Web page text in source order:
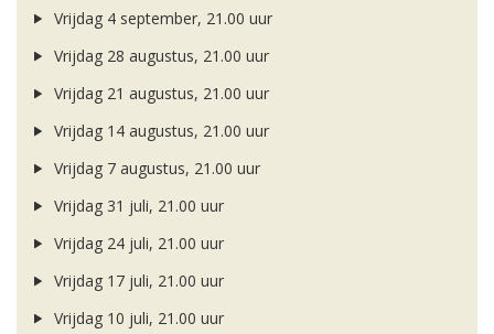
Vrijdag 4 september, 21.00 uur
Vrijdag 28 augustus, 21.00 uur
Vrijdag 21 augustus, 21.00 uur
Vrijdag 14 augustus, 21.00 uur
Vrijdag 7 augustus, 21.00 uur
Vrijdag 31 juli, 21.00 uur
Vrijdag 24 juli, 21.00 uur
Vrijdag 17 juli, 21.00 uur
Vrijdag 10 juli, 21.00 uur